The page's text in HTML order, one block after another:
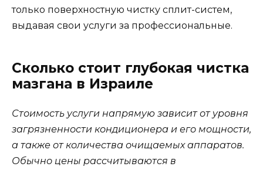
только поверхностную чистку сплит-систем,
выдавая свои услуги за профессиональные.
Сколько стоит глубокая чистка
мазгана в Израиле
Стоимость услуги напрямую зависит от уровня
загрязненности кондиционера и его мощности,
а также от количества очищаемых аппаратов.
Обычно цены рассчитываются в